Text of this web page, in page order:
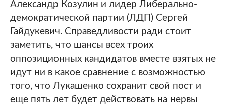
Александр Козулин и лидер Либерально-
демократической партии (ЛДП) Сергей
Гайдукевич. Справедливости ради стоит
заметить, что шансы всех троих
оппозиционных кандидатов вместе взятых не
идут ни в какое сравнение с возможностью
того, что Лукашенко сохранит свой пост и
еще пять лет будет действовать на нервы